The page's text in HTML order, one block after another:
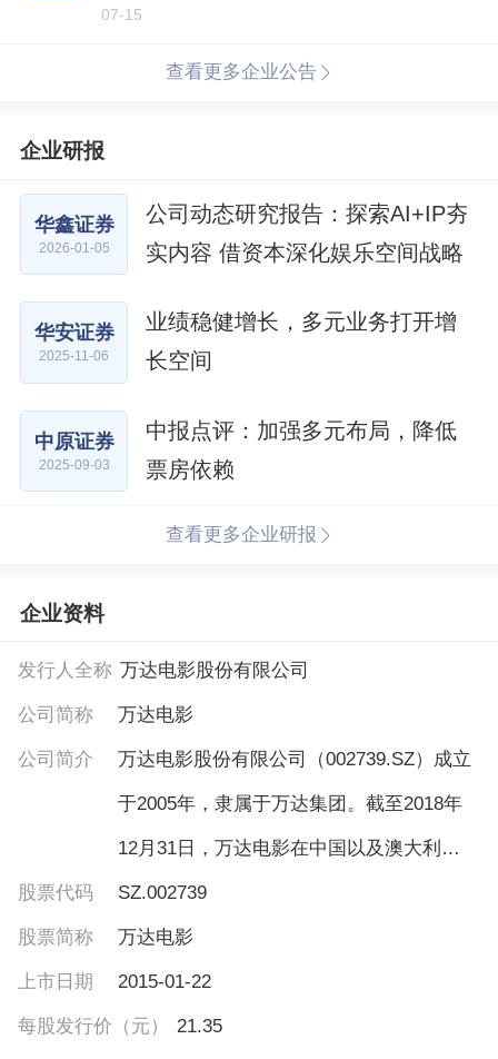
07-15
查看更多企业公告
企业研报
华鑫证券
2026-01-05
公司动态研究报告：探索AI+IP夯
实内容 借资本深化娱乐空间战略
华安证券
2025-11-06
业绩稳健增长，多元业务打开增
长空间
中原证券
2025-09-03
中报点评：加强多元布局，降低
票房依赖
查看更多企业研报
企业资料
发行人全称 万达电影股份有限公司
公司简称 万达电影
公司简介 万达电影股份有限公司（002739.SZ）成立
于2005年，隶属于万达集团。截至2018年
12月31日，万达电影在中国以及澳大利亚
和新西兰拥有直营影院595家，银幕5279
块；包含国内直营影城541家、4807块银
幕。其中，万达电影在中国拥有300块
IMAX银幕,全球领先；拥有39个杜比影院。
股票代码 SZ.002739
股票简称 万达电影
上市日期 2015-01-22
每股发行价（元） 21.35